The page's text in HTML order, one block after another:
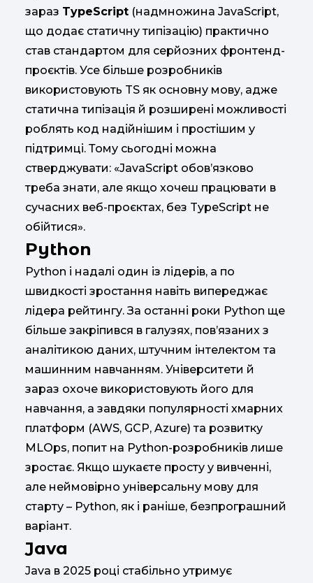
зараз TypeScript (надмножина JavaScript,
що додає статичну типізацію) практично
став стандартом для серйозних фронтенд-
проєктів. Усе більше розробників
використовують TS як основну мову, адже
статична типізація й розширені можливості
роблять код надійнішим і простішим у
підтримці. Тому сьогодні можна
стверджувати: «JavaScript обов’язково
треба знати, але якщо хочеш працювати в
сучасних веб-проєктах, без TypeScript не
обійтися».
Python
Python і надалі один із лідерів, а по
швидкості зростання навіть випереджає
лідера рейтингу. За останні роки Python ще
більше закріпився в галузях, пов’язаних з
аналітикою даних, штучним інтелектом та
машинним навчанням. Університети й
зараз охоче використовують його для
навчання, а завдяки популярності хмарних
платформ (AWS, GCP, Azure) та розвитку
MLOps, попит на Python-розробників лише
зростає. Якщо шукаєте просту у вивченні,
але неймовірно універсальну мову для
старту – Python, як і раніше, безпрограшний
варіант.
Java
Java в 2025 році стабільно утримує